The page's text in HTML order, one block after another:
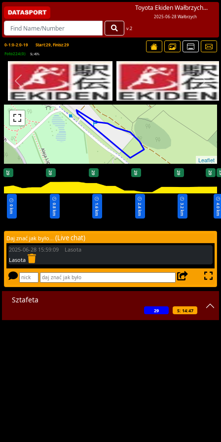
Toyota Ekiden Wałbrzych...
2025-06-28 Wałbrzych
v.2
0-1:0-2:0-19
Start:29, Finisz:29
Foto224(0)
SL:45%
Leaflet
0 km
29 29
0.8 km
29
1.6 km
29
2.4 km
29
3.2 km
29
4.0 km
Daj znać jak było... (Live chat)
2025-06-28 15:59:09 Lasota
Lasota
Sztafeta
S: 14:47
29